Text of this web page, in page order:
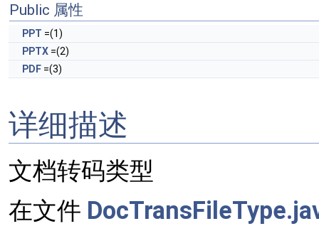
Public 属性
PPT =(1)
PPTX =(2)
PDF =(3)
详细描述
文档转码类型
在文件